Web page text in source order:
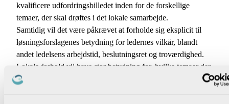
kvalificere udfordringsbilledet inden for de forskellige
temaer, der skal drøftes i det lokale samarbejde.
Samtidig vil det være påkrævet at forholde sig eksplicit til
løsningsforslagenes betydning for ledernes vilkår, blandt
andet ledelsens arbejdstid, beslutningsret og troværdighed.
Lokale forhold vil have stor betydning for, hvilke temaer der
er presserende at drøfte og finde løsninger på. Vi opfordrer i